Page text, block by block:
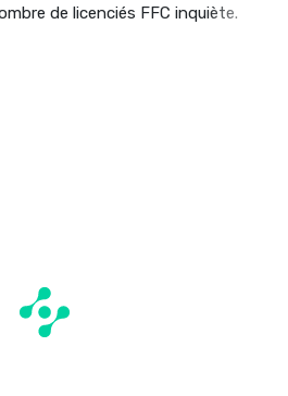
de licenciés FFC inquiète.